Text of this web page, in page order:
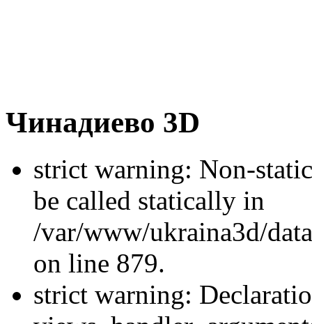
Чинадиево 3D
strict warning: Non-
be called statically in
/var/www/ukraina3d/
on line 879.
strict warning: